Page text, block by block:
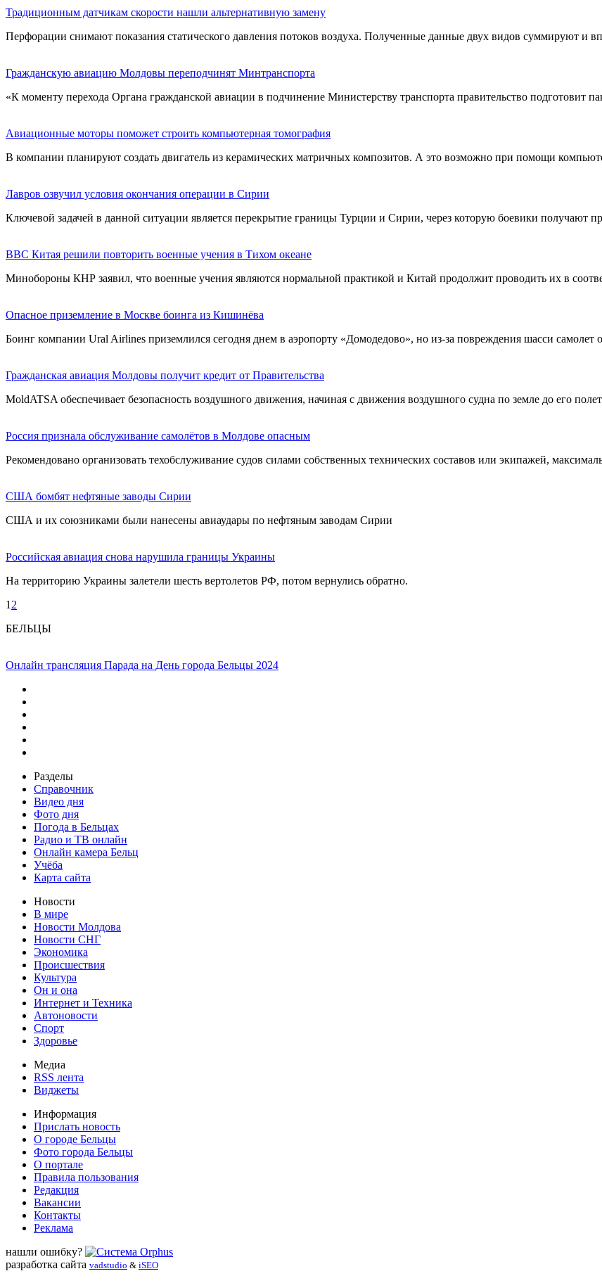
Традиционным датчикам скорости нашли альтернативную замену
Перфорации снимают показания статического давления потоков воздуха. Полученные данные двух видов суммируют и
Гражданскую авиацию Молдовы переподчинят Минтранспорта
«К моменту перехода Органа гражданской авиации в подчинение Министерству транспорта правительство подготовит
Авиационные моторы поможет строить компьютерная томография
В компании планируют создать двигатель из керамических матричных композитов. А это возможно при помощи
Лавров озвучил условия окончания операции в Сирии
Ключевой задачей в данной ситуации является перекрытие границы Турции и Сирии, через которую боевики получают
ВВС Китая решили повторить военные учения в Тихом океане
Минобороны КНР заявил, что военные учения являются нормальной практикой и Китай продолжит проводить их в
Опасное приземление в Москве боинга из Кишинёва
Боинг компании Ural Airlines приземлился сегодня днем в аэропорту «Домодедово», но из-за повреждения шасси самолет
Гражданская авиация Молдовы получит кредит от Правительства
MoldATSA обеспечивает безопасность воздушного движения, начиная с движения воздушного судна по земле до его
Россия признала обслуживание самолётов в Молдове опасным
Рекомендовано организовать техобслуживание судов силами собственных технических составов или экипажей,
США бомбят нефтяные заводы Сирии
США и их союзниками были нанесены авиаудары по нефтяным заводам Сирии
Российская авиация снова нарушила границы Украины
На территорию Украины залетели шесть вертолетов РФ, потом вернулись обратно.
1 2
БЕЛЬЦЫ
Онлайн трансляция Парада на День города Бельцы 2024
Разделы
Справочник
Видео дня
Фото дня
Погода в Бельцах
Радио и ТВ онлайн
Онлайн камера Бельц
Учёба
Карта сайта
Новости
В мире
Новости Молдова
Новости СНГ
Экономика
Происшествия
Культура
Он и она
Интернет и Техника
Автоновости
Спорт
Здоровье
Медиа
RSS лента
Виджеты
Информация
Прислать новость
О городе Бельцы
Фото города Бельцы
О портале
Правила пользования
Редакция
Вакансии
Контакты
Реклама
нашли ошибку?
разработка сайта vadstudio & iSEO